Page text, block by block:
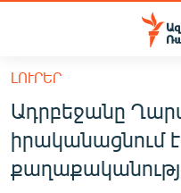
Մատչելիության
հիմնական
բովանդակությանը
Անցնել
հիմնական
մենյուին
ՀԱՅԱՍՏԱՆ
ՔԱՂԱՔԱԿԱՆ
ԼՈՒՐԵՐ
Ադրբեջանը
իրականացնում